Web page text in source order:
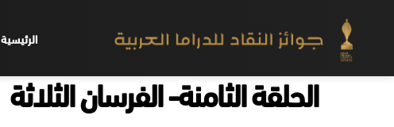
الرئيسية
الحلقة الثامنة- الفرسان الثلاثة